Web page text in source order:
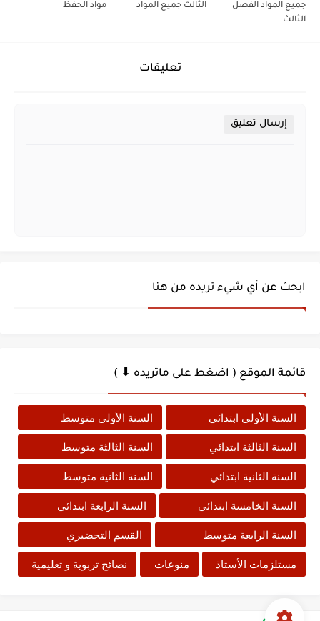
جميع المواد الفصل
الثالث
الثالث جميع المواد
مواد الحفظ
تعليقات
إرسال تعليق
ابحث عن أي شيء تريده من هنا
قائمة الموقع ( اضغط على ماتريده ⬇ )
السنة الأولى ابتدائي السنة الأولى متوسط
السنة الثالثة ابتدائي السنة الثالثة متوسط
السنة الثانية ابتدائي السنة الثانية متوسط
السنة الخامسة ابتدائي السنة الرابعة ابتدائي
السنة الرابعة متوسط القسم التحضيري
مستلزمات الأستاذ منوعات نصائح تربوية و تعليمية